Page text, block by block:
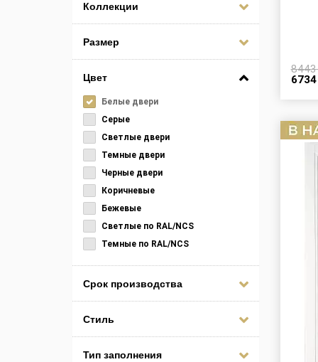
Коллекции
Размер
Цвет
Белые двери
Серые
Светлые двери
Темные двери
Черные двери
Коричневые
Бежевые
Светлые по RAL/NCS
Темные по RAL/NCS
Срок производства
Стиль
Тип заполнения